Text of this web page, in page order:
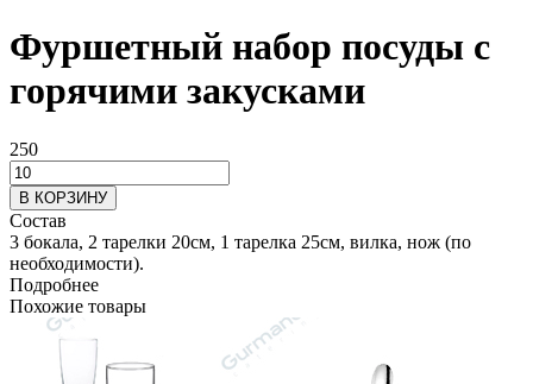
Фуршетный набор посуды с
горячими закусками
250
В КОРЗИНУ
Состав
3 бокала, 2 тарелки 20см, 1 тарелка 25см, вилка, нож (по
необходимости).
Подробнее
Похожие товары